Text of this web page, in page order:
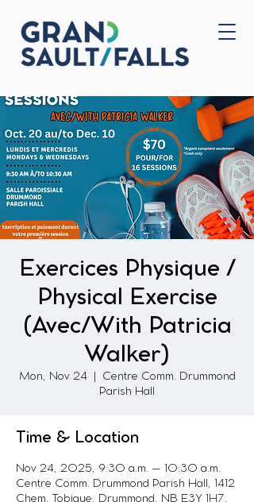
Home
Exercices Physique /
Physical Exercise
(Avec/With Patricia
Walker)
Mon, Nov 24
  |
Centre Comm. Drummond
Parish Hall
Time & Location
Nov 24, 2025, 9:30 a.m. – 10:30 a.m.
Centre Comm. Drummond Parish Hall, 1412
Chem. Tobique, Drummond, NB E3Y 1H7,